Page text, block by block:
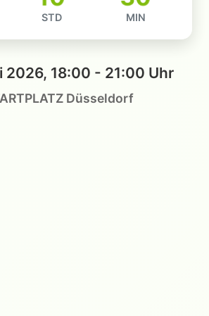
STD MIN
2026, 18:00 - 21:00 Uhr
Düsseldorf